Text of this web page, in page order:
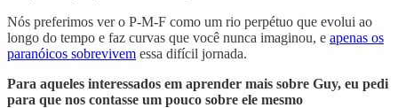
Nós preferimos ver o P-M-F como um rio perpétuo que evolui ao
longo do tempo e faz curvas que você nunca imaginou, e apenas os
paranóicos sobrevivem essa difícil jornada.
Para aqueles interessados em aprender mais sobre Guy, eu pedi
para que nos contasse um pouco sobre ele mesmo